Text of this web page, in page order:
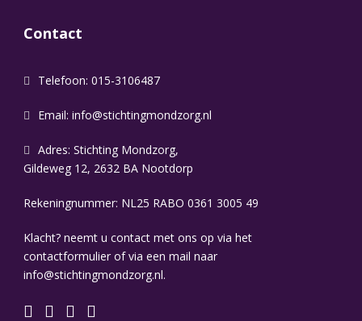
Contact
Telefoon: 015-3106487
Email: info@stichtingmondzorg.nl
Adres: Stichting Mondzorg,
Gildeweg 12, 2632 BA Nootdorp
Rekeningnummer: NL25 RABO 0361 3005 49
Klacht? neemt u contact met ons op via het
contactformulier of via een mail naar
info@stichtingmondzorg.nl.